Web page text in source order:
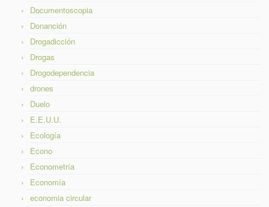
Documentoscopia
Donanción
Drogadicción
Drogas
Drogodependencia
drones
Duelo
E.E.U.U.
Ecología
Econo
Econometría
Economía
economia circular